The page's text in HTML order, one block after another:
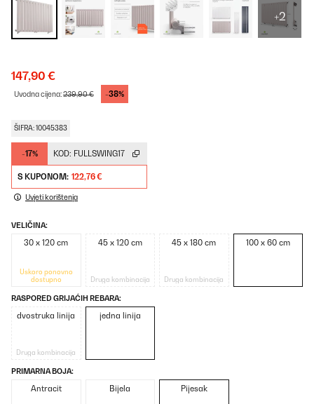
+2
147,90 €
Uvodna cijena:239,90 € -38%
ŠIFRA: 10045383
-17% KOD: FULLSWING17
S KUPONOM: 122,76 €
Uvjeti korištenja
VELIČINA:
30 x 120 cm
Uskoro ponovno
dostupno
45 x 120 cm
Druga kombinacija
45 x 180 cm
Druga kombinacija
100 x 60 cm
RASPORED GRIJAĆIH REBARA:
dvostruka linija
Druga kombinacija
jedna linija
PRIMARNA BOJA:
Antracit Bijela Pijesak